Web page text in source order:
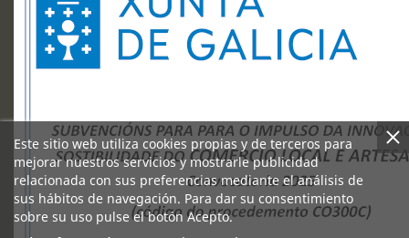
Este sitio web utiliza cookies propias y de terceros para
mejorar nuestros servicios y mostrarle publicidad
relacionada con sus preferencias mediante el análisis de
sus hábitos de navegación. Para dar su consentimiento
sobre su uso pulse el botón Acepto.